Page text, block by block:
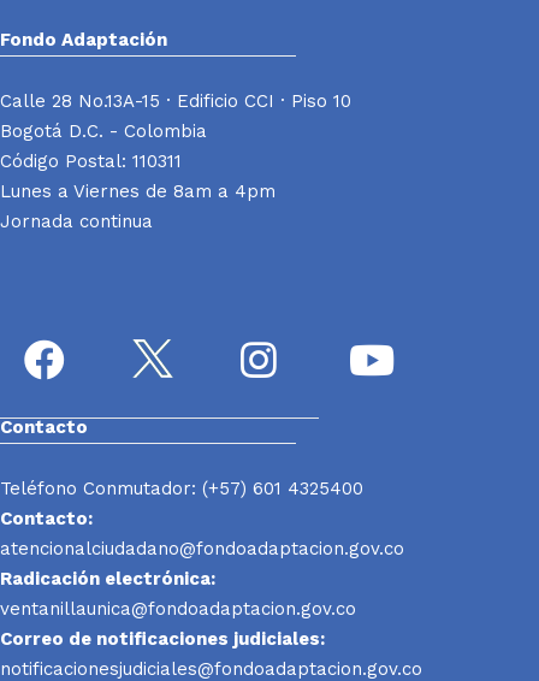
Fondo Adaptación
Calle 28 No.13A-15 · Edificio CCI · Piso 10
Bogotá D.C. - Colombia
Código Postal: 110311
Lunes a Viernes de 8am a 4pm
Jornada continua
Contacto
Teléfono Conmutador: (+57) 601 4325400
Contacto:
atencionalciudadano@fondoadaptacion.gov.co
Radicación electrónica:
ventanillaunica@fondoadaptacion.gov.co
Correo de notificaciones judiciales:
notificacionesjudiciales@fondoadaptacion.gov.co